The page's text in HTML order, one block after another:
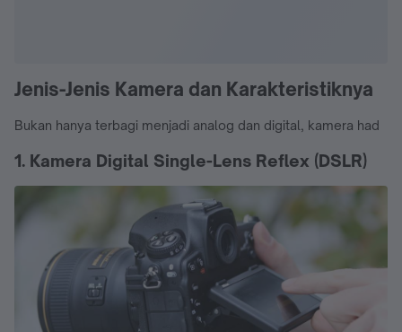
Jenis-Jenis Kamera dan Karakteristiknya
Bukan hanya terbagi menjadi analog dan digital, kamera had
1. Kamera Digital Single-Lens Reflex (DSLR)